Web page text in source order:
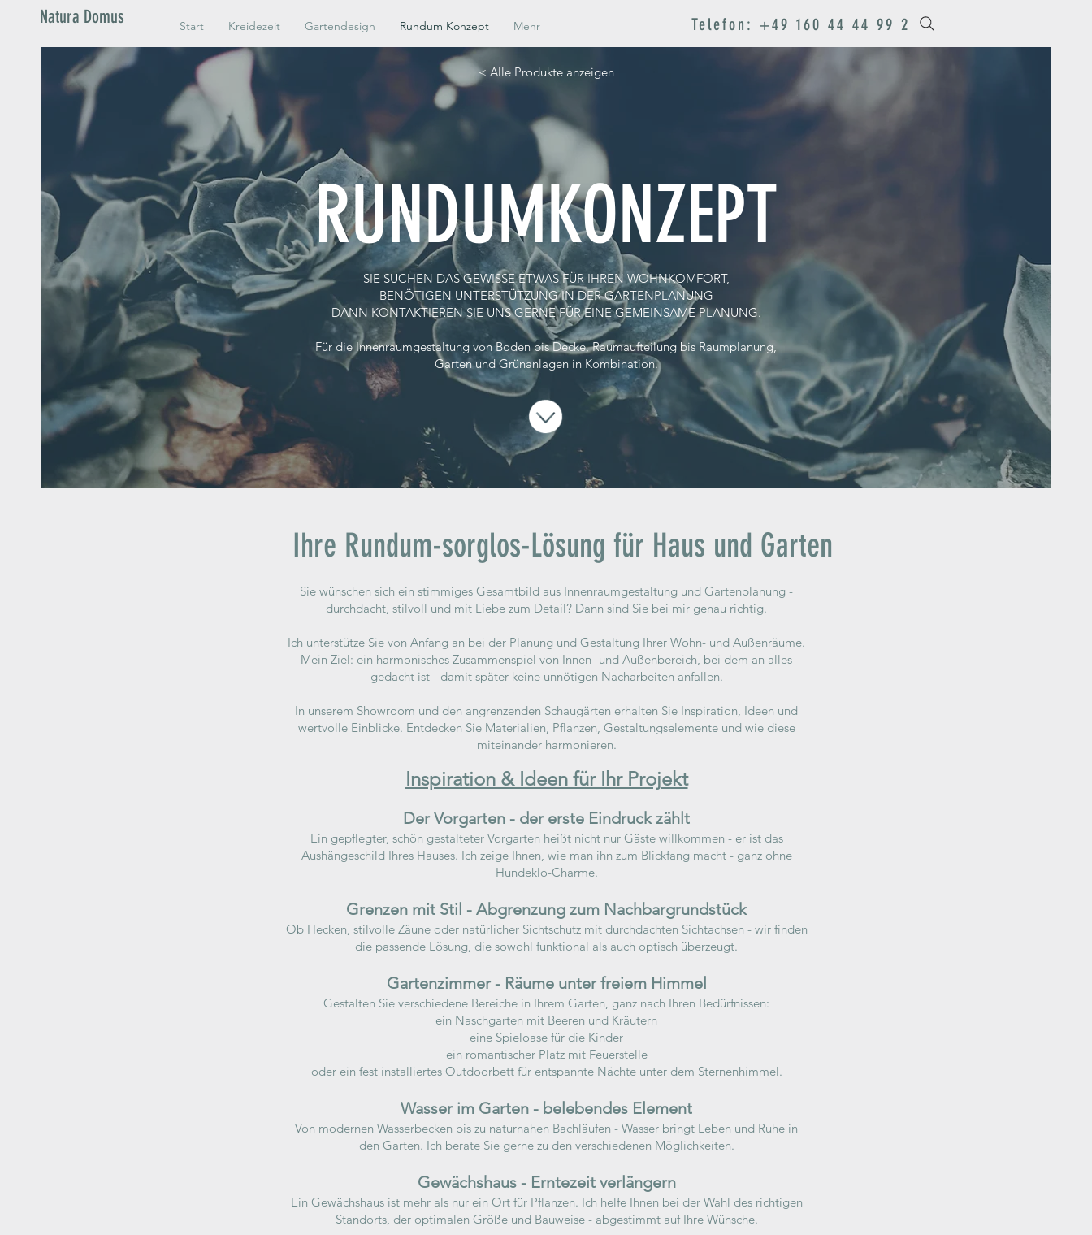
Natura Domus Start Kreidezeit Gartendesign Rundum Konzept Mehr Telefon: +49 160 44 44 99 2
RUNDUMKONZEPT
SIE SUCHEN DAS GEWISSE ETWAS FÜR IHREN WOHNKOMFORT,
BENÖTIGEN UNTERSTÜTZUNG IN DER GARTENPLANUNG
DANN KONTAKTIEREN SIE UNS GERNE FÜR EINE GEMEINSAME PLANUNG.
Für die Innenraumgestaltung von Boden bis Decke, Raumaufteilung bis Raumplanung,
Garten und Grünanlagen in Kombination.
< Alle Produkte anzeigen
Ihre Rundum-sorglos-Lösung für Haus und Garten
Sie wünschen sich ein stimmiges Gesamtbild aus Innenraumgestaltung und Gartenplanung -
durchdacht, stilvoll und mit Liebe zum Detail? Dann sind Sie bei mir genau richtig.
Ich unterstütze Sie von Anfang an bei der Planung und Gestaltung Ihrer Wohn- und Außenräume.
Mein Ziel: ein harmonisches Zusammenspiel von Innen- und Außenbereich, bei dem an alles
gedacht ist - damit später keine unnötigen Nacharbeiten anfallen.
In unserem Showroom und den angrenzenden Schaugärten erhalten Sie Inspiration, Ideen und
wertvolle Einblicke. Entdecken Sie Materialien, Pflanzen, Gestaltungselemente und wie diese
miteinander harmonieren.
Inspiration & Ideen für Ihr Projekt
Der Vorgarten - der erste Eindruck zählt
Ein gepflegter, schön gestalteter Vorgarten heißt nicht nur Gäste willkommen - er ist das
Aushängeschild Ihres Hauses. Ich zeige Ihnen, wie man ihn zum Blickfang macht - ganz ohne
Hundeklo-Charme.
Grenzen mit Stil - Abgrenzung zum Nachbargrundstück
Ob Hecken, stilvolle Zäune oder natürlicher Sichtschutz mit durchdachten Sichtachsen - wir finden
die passende Lösung, die sowohl funktional als auch optisch überzeugt.
Gartenzimmer - Räume unter freiem Himmel
Gestalten Sie verschiedene Bereiche in Ihrem Garten, ganz nach Ihren Bedürfnissen:
ein Naschgarten mit Beeren und Kräutern
eine Spieloase für die Kinder
ein romantischer Platz mit Feuerstelle
oder ein fest installiertes Outdoorbett für entspannte Nächte unter dem Sternenhimmel.
Wasser im Garten - belebendes Element
Von modernen Wasserbecken bis zu naturnahen Bachläufen - Wasser bringt Leben und Ruhe in
den Garten. Ich berate Sie gerne zu den verschiedenen Möglichkeiten.
Gewächshaus - Erntezeit verlängern
Ein Gewächshaus ist mehr als nur ein Ort für Pflanzen. Ich helfe Ihnen bei der Wahl des richtigen
Standorts, der optimalen Größe und Bauweise - abgestimmt auf Ihre Wünsche.